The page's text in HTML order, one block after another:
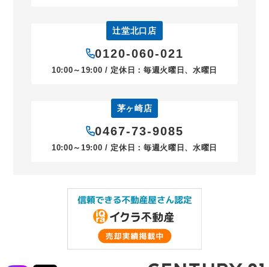
辻堂北口店
0120-060-021
10:00～19:00 / 定休日：毎週火曜日、水曜日
茅ヶ崎店
0467-73-9085
10:00～19:00 / 定休日：毎週火曜日、水曜日